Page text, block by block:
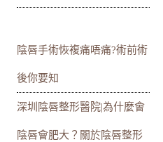
陰唇手術恢複痛唔痛?術前術
後你要知
深圳陰唇整形醫院|為什麼會
陰唇會肥大？關於陰唇整形